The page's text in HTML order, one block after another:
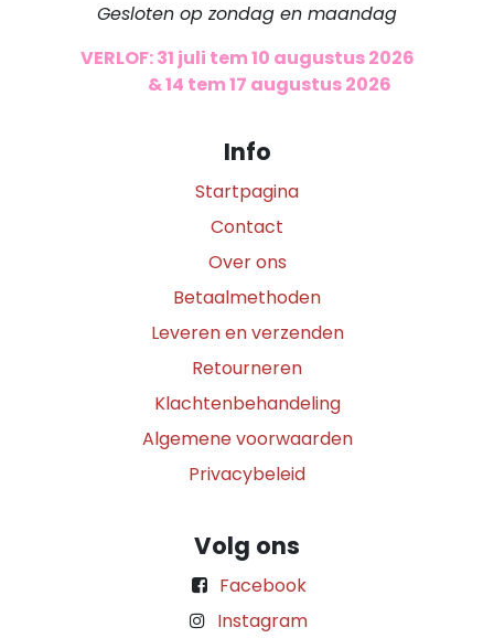
Gesloten op zondag en maandag
VERLOF: 31 juli tem 10 augustus 2026
& 14 tem 17 augustus 2026
Info
Startpagina
Contact
Over ons
Betaalmethoden
Leveren en verzenden
Retourneren
Klachtenbehandeling
Algemene voorwaarden
Privacybeleid
Volg ons
Facebook
Instagram